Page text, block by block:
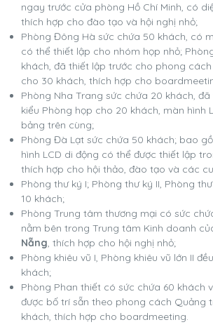
ngay trước cửa phòng Hồ Chí Minh, có
thích hợp cho đào tạo và hội nghị nhỏ;
Phòng Đông Hà sức chứa 50 khách, có
có thể thiết lập cho nhóm họp nhỏ;
khách, đã thiết lập trước cho phong
cho 30 khách, thích hợp cho
Phòng Nha Trang sức chứa 20 khách,
kiểu Phòng họp cho 20 khách, màn hình
bảng trên cùng;
Phòng Đà Lạt sức chứa 50 khách; bao
hình LCD di động có thể được thiết lập
thích hợp cho hội thảo, đào tạo và các
Phòng thư ký I; Phòng thư ký II, Phòng
10 khách;
Phòng Trung tâm thương mại có sức
nằm bên trong Trung tâm Kinh doanh
Nẵng, thích hợp cho hội nghị nhỏ;
Phòng khiêu vũ I, Phòng khiêu vũ lớn II
khách;
Phòng Phan thiết có sức chứa 60 khách
được bố trí sẵn theo phong cách Quảng
khách, thích hợp cho boardmeeting.